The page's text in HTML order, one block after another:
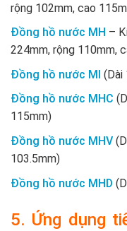
rộng 102mm, cao
Đồng hồ nước MH –
224mm, rộng 110mm,
Đồng hồ nước MI (Dài
Đồng hồ nước MHC
115mm)
Đồng hồ nước MHV
103.5mm)
Đồng hồ nước MHD
5. Ứng dụng